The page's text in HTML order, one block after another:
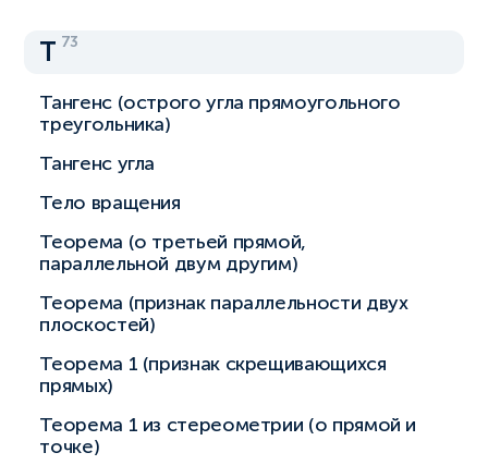
Т 73
Тангенс (острого угла прямоугольного
треугольника)
Тангенс угла
Тело вращения
Теорема (о третьей прямой,
параллельной двум другим)
Теорема (признак параллельности двух
плоскостей)
Теорема 1 (признак скрещивающихся
прямых)
Теорема 1 из стереометрии (о прямой и
точке)